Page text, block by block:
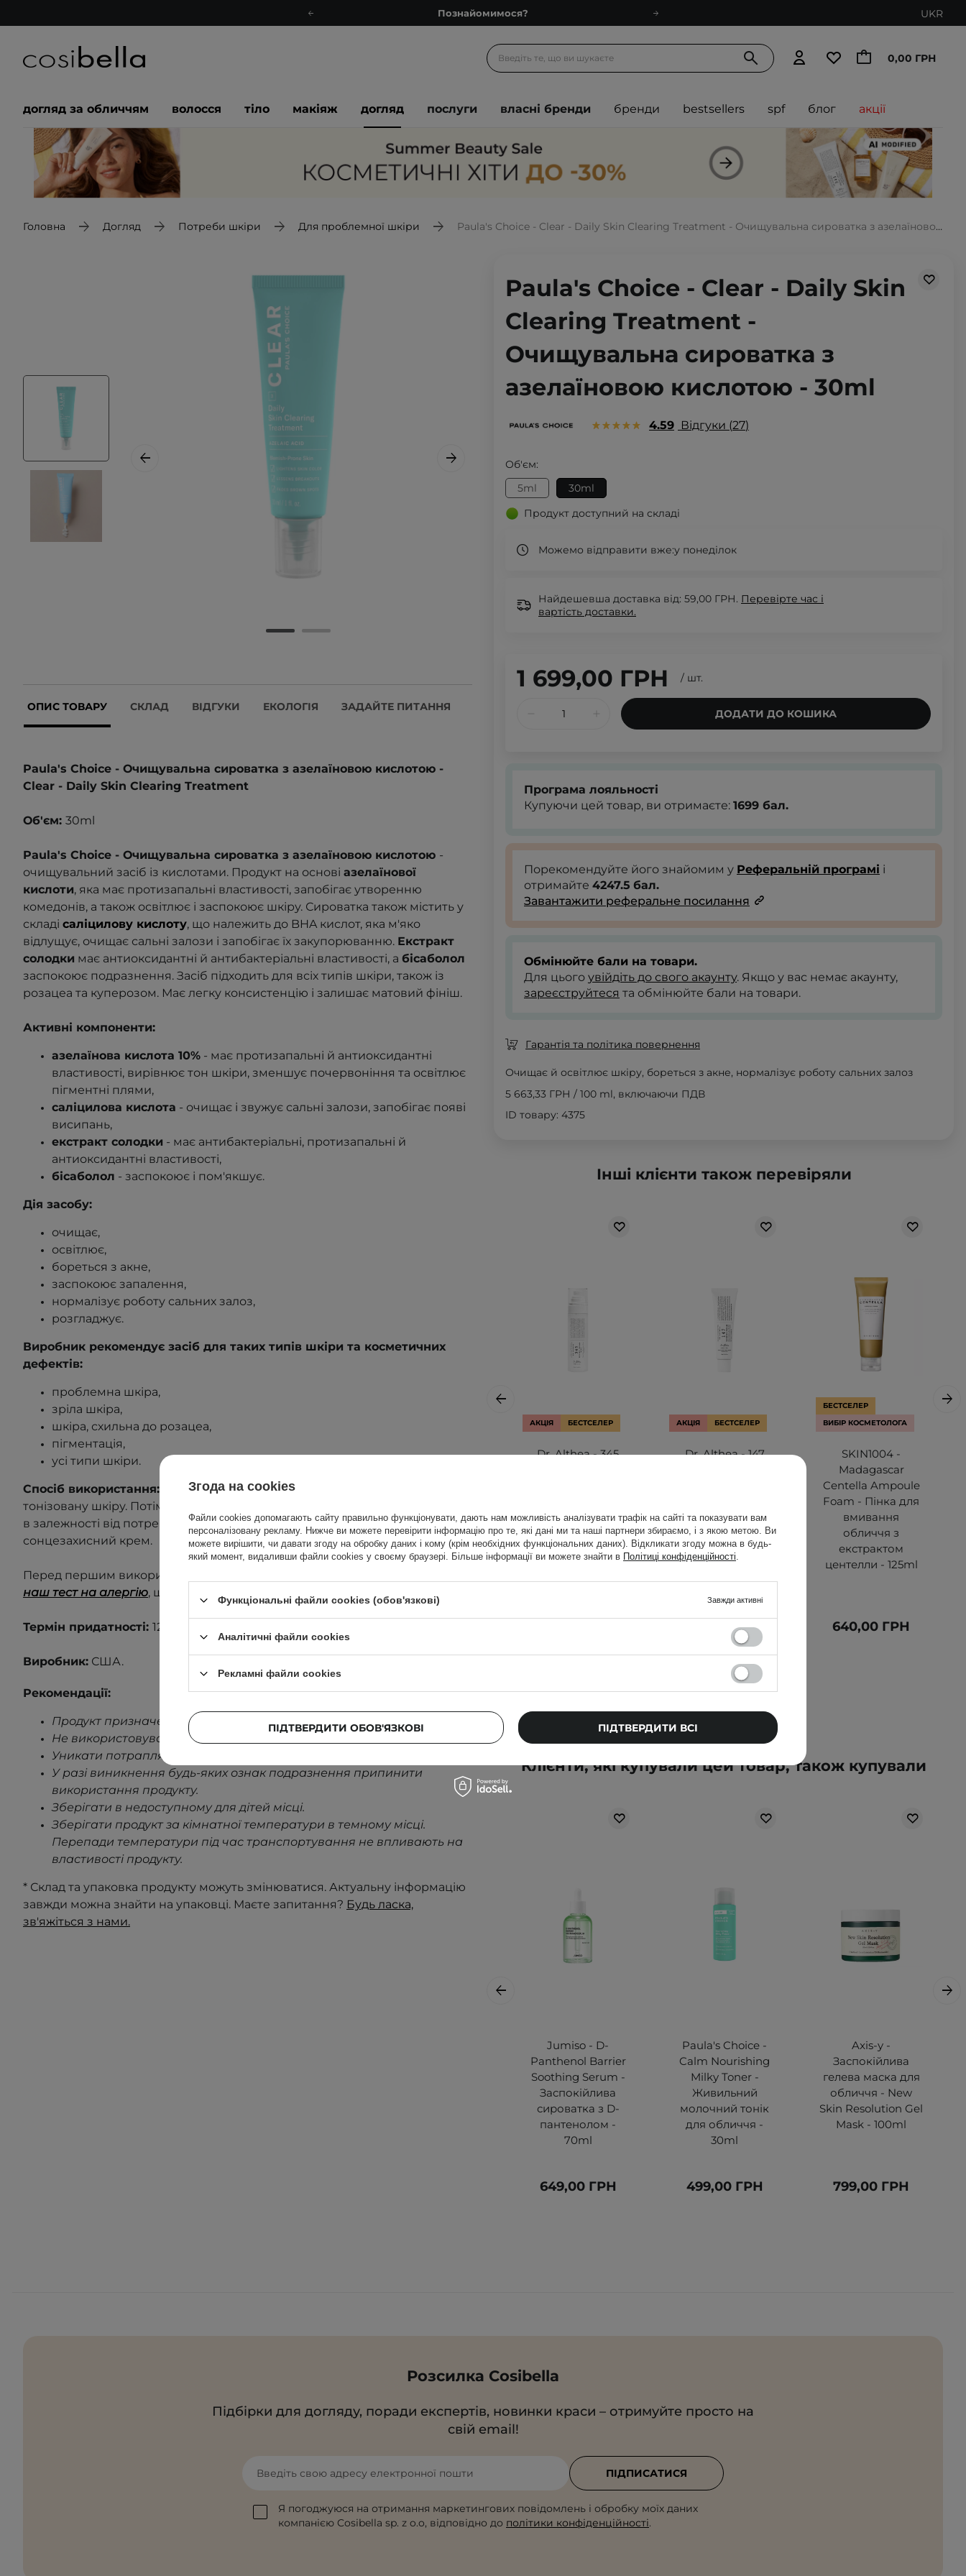
Познайомимося?
Подарункові картки
Рекомендуй нас і отримуй ще більше балів
Запитай косметолога
Познайомимося?
Подарункові картки
UKR
0,00 ГРН
догляд за обличчям волосся тіло макіяж догляд послуги власні бренди бренди bestsellers spf блог акції
Головна Догляд Потреби шкіри Для проблемної шкіри Paula's Choice - Clear - Daily Skin Clearing Treatment - Очищувальна сироватка з азелаїновою кислотою - 30ml
ОПИС ТОВАРУ СКЛАД ВІДГУКИ ЕКОЛОГІЯ ЗАДАЙТЕ ПИТАННЯ
Paula's Choice - Очищувальна сироватка з азелаїновою кислотою -
Clear - Daily Skin Clearing Treatment
Об'єм: 30ml
Paula's Choice - Очищувальна сироватка з азелаїновою кислотою -
очищувальний засіб із кислотами. Продукт на основі азелаїнової
кислоти, яка має протизапальні властивості, запобігає утворенню
комедонів, а також освітлює і заспокоює шкіру. Сироватка також містить у
складі саліцилову кислоту, що належить до BHA кислот, яка м'яко
відлущує, очищає сальні залози і запобігає їх закупорюванню. Екстракт
солодки має антиоксидантні й антибактеріальні властивості, а бісаболол
заспокоює подразнення. Засіб підходить для всіх типів шкіри, також із
розацеа та куперозом. Має легку консистенцію і залишає матовий фініш.
Активні компоненти:
азелаїнова кислота 10% - має протизапальні й антиоксидантні
властивості, вирівнює тон шкіри, зменшує почервоніння та освітлює
пігментні плями,
саліцилова кислота - очищає і звужує сальні залози, запобігає появі
висипань,
екстракт солодки - має антибактеріальні, протизапальні й
антиоксидантні властивості,
бісаболол - заспокоює і пом'якшує.
Дія засобу:
очищає,
освітлює,
бореться з акне,
заспокоює запалення,
нормалізує роботу сальних залоз,
розгладжує.
Виробник рекомендує засіб для таких типів шкіри та косметичних
дефектів:
проблемна шкіра,
зріла шкіра,
шкіра, схильна до розацеа,
пігментація,
усі типи шкіри.
Спосіб використання: Нанести невелику кількість засобу на очищену й
тонізовану шкіру. Потім нанести крем. Використовувати 1-2 рази на день,
в залежності від потреб. Протягом дня рекомендується використовувати
сонцезахисний крем.
Перед першим використанням виконайте тест на алергію. Перевірте
наш тест на алергію, щоб дізнатися більше
Термін придатності: 12 місяців після відкриття.
Виробник: США.
Рекомендації:
Продукт призначений лише для зовнішнього застосування
Не використовувати на пошкодженій шкірі
Уникати потрапляння в очі.
У разі виникнення будь-яких ознак подразнення припинити
використання продукту.
Зберігати в недоступному для дітей місці.
Зберігати продукт за кімнатної температури в темному місці.
Перепади температури під час транспортування не впливають на
властивості продукту.
* Склад та упаковка продукту можуть змінюватися. Актуальну інформацію
завжди можна знайти на упаковці. Маєте запитання? Будь ласка,
зв'яжіться з нами.
Paula's Choice - Clear - Daily Skin
Clearing Treatment -
Очищувальна сироватка з
азелаїновою кислотою - 30ml
4.59 Відгуки 27
Об'єм:
5ml
30ml
Продукт доступний на складі
Можемо відправити вже:у понеділок
Найдешевша доставка від: 59,00 ГРН. Перевірте час і
вартість доставки.
1 699,00 ГРН / шт.
ДОДАТИ ДО КОШИКА
Програма лояльності
Купуючи цей товар, ви отримаєте: 1699 бал.
Порекомендуйте його знайомим у Реферальній програмі і
отримайте 4247.5 бал.
Завантажити реферальне посилання
Обмінюйте бали на товари.
Для цього увійдіть до свого акаунту. Якщо у вас немає акаунту,
зареєструйтеся та обмінюйте бали на товари.
Гарантія та політика повернення
Очищає й освітлює шкіру, бореться з акне, нормалізує роботу сальних залоз
5 663,33 ГРН / 100 ml, включаючи ПДВ
ID товару: 4375
Інші клієнти також перевіряли
АКЦІЯ БЕСТСЕЛЕР
Dr. Althea - 345
для обличчя -
100ml
АКЦІЯ БЕСТСЕЛЕР
Dr. Althea - 147
крем для обличчя
- 50ml
819,00 ГРН
778,00 ГРН
БЕСТСЕЛЕР
ВИБІР КОСМЕТОЛОГА
SKIN1004 -
Madagascar
Centella Ampoule
Foam - Пінка для
вмивання
обличчя з
екстрактом
центелли - 125ml
640,00 ГРН
Клієнти, які купували цей товар, також купували
Jumiso - D-
Panthenol Barrier
Soothing Serum -
Заспокійлива
сироватка з D-
пантенолом -
70ml
649,00 ГРН
Paula's Choice -
Calm Nourishing
Milky Toner -
Живильний
молочний тонік
для обличчя -
30ml
499,00 ГРН
Axis-y -
Заспокійлива
гелева маска для
обличчя - New
Skin Resolution Gel
Mask - 100ml
799,00 ГРН
Розсилка Cosibella
Підбірки для догляду, поради експертів, новинки краси – отримуйте просто на
свій email!
Введіть свою адресу електронної пошти
Я погоджуюся на отримання маркетингових повідомлень і обробку моїх даних
компанією Cosibella sp. z o.o, відповідно до політики конфіденційності.
ПІДПИСАТИСЯ
Згода на cookies
Файли cookies допомагають сайту правильно функціонувати, дають нам можливість аналізувати трафік на сайті та показувати вам
персоналізовану рекламу. Нижче ви можете перевірити інформацію про те, які дані ми та наші партнери збираємо, і з якою метою. Ви
можете вирішити, чи давати згоду на обробку даних і кому (крім необхідних функціональних даних). Відкликати згоду можна в будь-
який момент, видаливши файли cookies у своєму браузері. Більше інформації ви можете знайти в Політиці конфіденційності.
Функціональні файли cookies (обов'язкові) Завжди активні
Аналітичні файли cookies
Рекламні файли cookies
ПІДТВЕРДИТИ ОБОВ'ЯЗКОВІ ПІДТВЕРДИТИ ВСІ